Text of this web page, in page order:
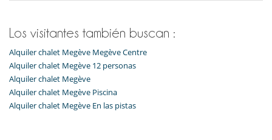
Ocios y actividades deportivas
Acceso a internet (wifi)
Cinta de correr
Gimnasio
Mancuernas
Piscina interior
Sala de cine
Sauna
Los visitantes también buscan :
Alquiler chalet Megève Megève Centre
Alquiler chalet Megève 12 personas
Alquiler chalet Megève
Alquiler chalet Megève Piscina
Alquiler chalet Megève En las pistas